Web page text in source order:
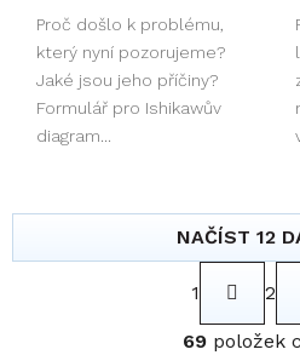
Proč došlo k problému,
který nyní pozorujeme?
Jaké jsou jeho příčiny?
Formulář pro Ishikawův
diagram...
O
v
NAČÍST 12
S
t
r
á
1 2
69položek